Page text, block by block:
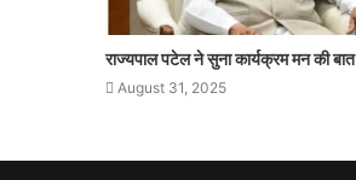
राज्यपाल पटेल ने सुना कार्यक्रम मन की बात
August 31, 2025